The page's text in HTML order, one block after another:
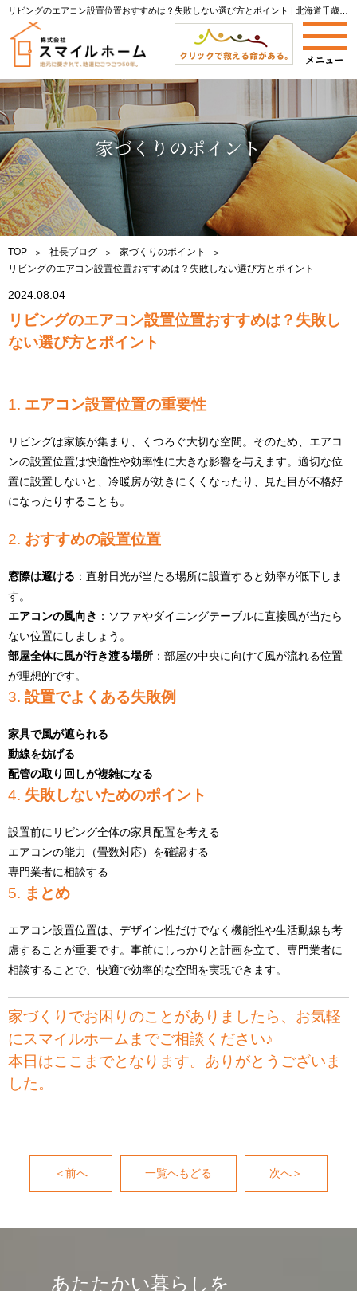
家づくりのポイント
TOP 社長ブログ
家づくりのポイント
リビングのエアコン設置位置おすすめは？失敗しない選び方とポイント
2024.08.04
リビングのエアコン設置位置おすすめは？失敗し
ない選び方とポイント
1. エアコン設置位置の重要性
リビングは家族が集まり、くつろぐ大切な空間。そのため、エアコ
ンの設置位置は快適性や効率性に大きな影響を与えます。適切な位
置に設置しないと、冷暖房が効きにくくなったり、見た目が不格好
になったりすることも。
2. おすすめの設置位置
窓際は避ける ：直射日光が当たる場所に設置すると効率が低下しま
す。
エアコンの風向き ：ソファやダイニングテーブルに直接風が当たら
ない位置にしましょう。
部屋全体に風が行き渡る場所 ：部屋の中央に向けて風が流れる位置
が理想的です。
3. 設置でよくある失敗例
家具で風が遮られる
動線を妨げる
配管の取り回しが複雑になる
4. 失敗しないためのポイント
設置前にリビング全体の家具配置を考える
エアコンの能力（畳数対応）を確認する
専門業者に相談する
5. まとめ
エアコン設置位置は、デザイン性だけでなく機能性や生活動線も考
慮することが重要です。事前にしっかりと計画を立て、専門業者に
相談することで、快適で効率的な空間を実現できます。
家づくりでお困りのことがありましたら、お気軽
にスマイルホームまでご相談ください♪
本日はここまでとなります。ありがとうございま
した。
＜前へ 一覧へもどる 次へ＞
あたたかい暮らしを